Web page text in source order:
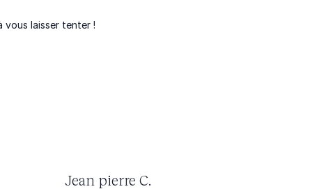
vous laisser tenter !
Jean pierre C.